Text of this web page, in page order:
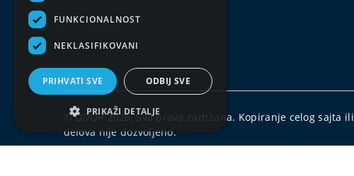
© DDOR 2026, Sva prava zadržana. Kopiranje celog sajta ili
delova nije dozvoljeno.
FUNKCIONALNOST
NEKLASIFIKOVANI
PRIHVATI SVE ODBIJ SVE
PRIKAŽI DETALJE